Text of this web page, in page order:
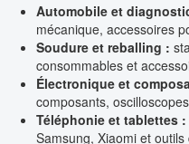
Automobile et
mécanique, accessoires
Soudure et reballing :
consommables et
Électronique et
composants,
Téléphonie et tablettes :
Samsung, Xiaomi et